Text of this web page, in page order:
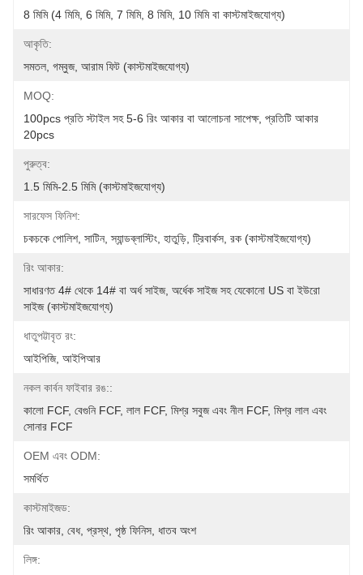
8 মিমি (4 মিমি, 6 মিমি, 7 মিমি, 8 মিমি, 10 মিমি বা কাস্টমাইজযোগ্য)
আকৃতি:
সমতল, গম্বুজ, আরাম ফিট (কাস্টমাইজযোগ্য)
MOQ:
100pcs প্রতি স্টাইল সহ 5-6 রিং আকার বা আলোচনা সাপেক্ষ, প্রতিটি আকার
20pcs
পুরুত্ব:
1.5 মিমি-2.5 মিমি (কাস্টমাইজযোগ্য)
সারফেস ফিনিশ:
চকচকে পোলিশ, সাটিন, স্যান্ডব্লাস্টিং, হাতুড়ি, ট্রিবার্কস, রক (কাস্টমাইজযোগ্য)
রিং আকার:
সাধারণত 4# থেকে 14# বা অর্ধ সাইজ, অর্ধেক সাইজ সহ যেকোনো US বা ইউরো
সাইজ (কাস্টমাইজযোগ্য)
ধাতুপট্টাবৃত রং:
আইপিজি, আইপিআর
নকল কার্বন ফাইবার রঙ::
কালো FCF, বেগুনি FCF, লাল FCF, মিশ্র সবুজ এবং নীল FCF, মিশ্র লাল এবং
সোনার FCF
OEM এবং ODM:
সমর্থিত
কাস্টমাইজড:
রিং আকার, বেধ, প্রস্থ, পৃষ্ঠ ফিনিস, ধাতব অংশ
লিঙ্গ: